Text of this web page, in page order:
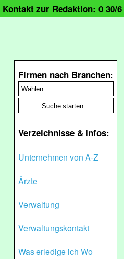
Kontakt zur Redaktion: 0 30/6
Firmen nach Branchen:
Verzeichnisse & Infos:
Unternehmen von A-Z
Ärzte
Verwaltung
Verwaltungskontakt
Was erledige ich Wo